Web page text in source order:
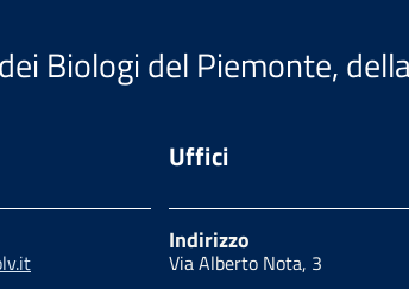
Biologi del Piemonte,
Uffici
Indirizzo
Via Alberto Nota, 3